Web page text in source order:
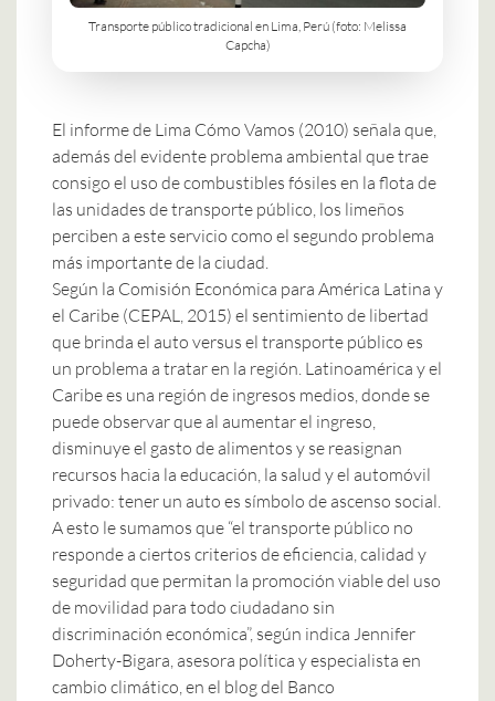
Transporte público tradicional en Lima, Perú (foto: Melissa
Capcha)
El informe de Lima Cómo Vamos (2010) señala que,
además del evidente problema ambiental que trae
consigo el uso de combustibles fósiles en la flota de
las unidades de transporte público, los limeños
perciben a este servicio como el segundo problema
más importante de la ciudad.
Según la Comisión Económica para América Latina y
el Caribe (CEPAL, 2015) el sentimiento de libertad
que brinda el auto versus el transporte público es
un problema a tratar en la región. Latinoamérica y el
Caribe es una región de ingresos medios, donde se
puede observar que al aumentar el ingreso,
disminuye el gasto de alimentos y se reasignan
recursos hacia la educación, la salud y el automóvil
privado: tener un auto es símbolo de ascenso social.
A esto le sumamos que “el transporte público no
responde a ciertos criterios de eficiencia, calidad y
seguridad que permitan la promoción viable del uso
de movilidad para todo ciudadano sin
discriminación económica”, según indica Jennifer
Doherty-Bigara, asesora política y especialista en
cambio climático, en el blogdel Banco